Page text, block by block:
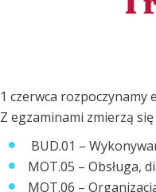
1 czerwca rozpoczynamy
Z egzaminami zmierzą
BUD.01 –
MOT.05 – Obsługa,
MOT.06 –